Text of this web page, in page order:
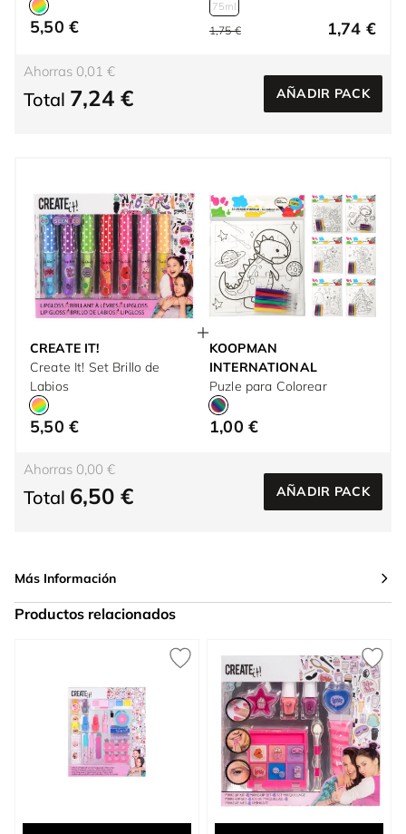
5,50 €
75ml
1,75 € 1,74 €
Ahorras 0,01 €
Total 7,24 € AÑADIR PACK
CREATE IT!
Create It! Set Brillo de
Labios
5,50 €
KOOPMAN
INTERNATIONAL
Puzle para Colorear
1,00 €
Ahorras 0,00 €
Total 6,50 € AÑADIR PACK
Más Información
Productos relacionados